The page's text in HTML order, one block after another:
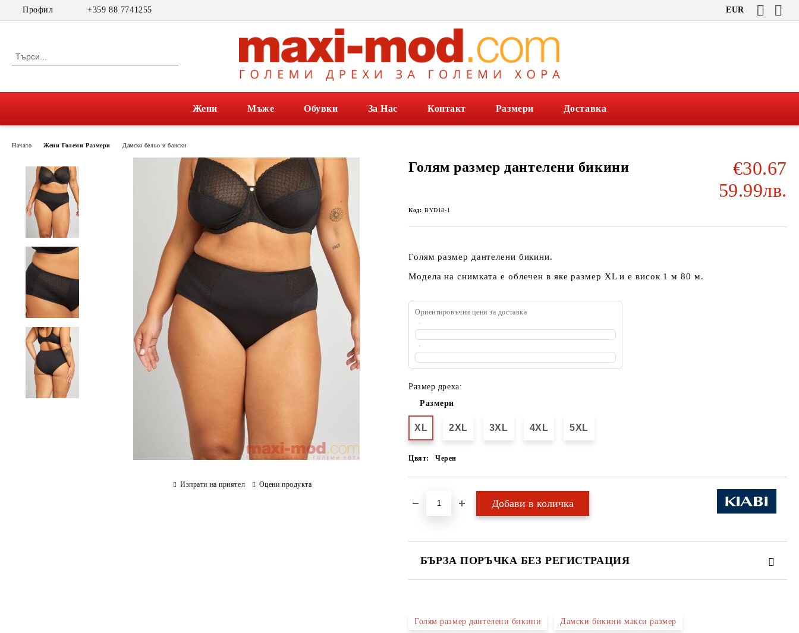
Профил +359 88 7741255 EUR
Жени Мъже Обувки За Нас Контакт Размери Доставка
Начало Жени Големи Размери Дамско бельо и бански
Голям размер дантелени бикини
€30.67
59.99лв.
Код: BYD18-1
Голям размер дантелени бикини.
Модела на снимката е облечен в яке размер XL и е висок 1 м 80 м.
Ориентировъчни цени за доставка
Размер дреха:
Размери
XL 2XL 3XL 4XL 5XL
Цвят: Черен
БЪРЗА ПОРЪЧКА БЕЗ РЕГИСТРАЦИЯ
Ние ще се свържем с вас в рамките на работния ден.
Голям размер дантелени бикини Дамски бикини макси размер
Изпрати на приятел Оцени продукта